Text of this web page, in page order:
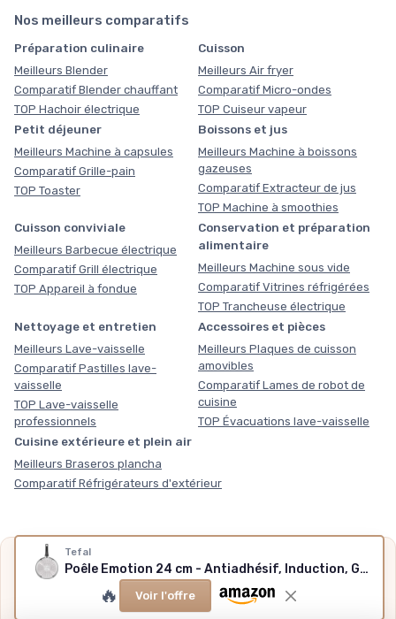
Tefal
Poêle Emotion 24 cm - Antiadhésif, Induction, Garantie 10 ans
🔥 Voir l'offre
Nos meilleurs comparatifs
Préparation culinaire
Meilleurs Blender
Comparatif Blender chauffant
TOP Hachoir électrique
Cuisson
Meilleurs Air fryer
Comparatif Micro-ondes
TOP Cuiseur vapeur
Petit déjeuner
Meilleurs Machine à capsules
Comparatif Grille-pain
TOP Toaster
Boissons et jus
Meilleurs Machine à boissons
gazeuses
Comparatif Extracteur de jus
TOP Machine à smoothies
Cuisson conviviale
Meilleurs Barbecue électrique
Comparatif Grill électrique
TOP Appareil à fondue
Conservation et préparation
alimentaire
Meilleurs Machine sous vide
Comparatif Vitrines réfrigérées
TOP Trancheuse électrique
Nettoyage et entretien
Meilleurs Lave-vaisselle
Comparatif Pastilles lave-
vaisselle
TOP Lave-vaisselle
professionnels
Accessoires et pièces
Meilleurs Plaques de cuisson
amovibles
Comparatif Lames de robot de
cuisine
TOP Évacuations lave-vaisselle
Cuisine extérieure et plein air
Meilleurs Braseros plancha
Comparatif Réfrigérateurs d'extérieur
Nos outils gratuits
Des chiffres plutôt que des impressions, sans inscription,
méthode et sources expliquées.